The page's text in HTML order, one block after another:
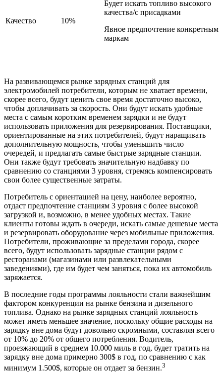
Качество 10%
Будет искать топливо высокого
качества/с присадками
Явное предпочтение конкретным
маркам
На развивающемся рынке зарядных станций для
электромобилей потребители, которым не хватает времени,
скорее всего, будут ценить свое время достаточно высоко,
чтобы доплачивать за скорость. Они будут искать удобные
места с самым коротким временем зарядки и не будут
использовать приложения для резервирования. Поставщики,
ориентированные на этих потребителей, будут наращивать
дополнительную мощность, чтобы уменьшить число
очередей, и предлагать самые быстрые зарядные станции.
Они также будут требовать значительную надбавку по
сравнению со станциями 3 уровня, стремясь компенсировать
свои более существенные затраты.
Потребитель с ориентацией на цену, наиболее вероятно,
отдаст предпочтение станциям 3 уровня с более высокой
загрузкой и, возможно, в менее удобных местах. Такие
клиенты готовы ждать в очереди, искать самые дешевые места
и резервировать оборудование через мобильные приложения.
Потребители, проживающие за пределами города, скорее
всего, будут использовать зарядные станции рядом с
ресторанами (магазинами или развлекательными
заведениями), где им будет чем заняться, пока их автомобиль
заряжается.
В последние годы программы лояльности стали важнейшим
фактором конкуренции на рынке бензина и дизельного
топлива. Однако на рынке зарядных станций лояльность
может иметь меньшее значение, поскольку общие расходы на
зарядку вне дома будут довольно скромными, составляя всего
от 10% до 20% от общего потребления. Водитель,
проезжающий в среднем 10.000 миль в год, будет тратить на
зарядку вне дома примерно 300$ в год, по сравнению с как
минимум 1.500$, которые он отдает за бензин.3